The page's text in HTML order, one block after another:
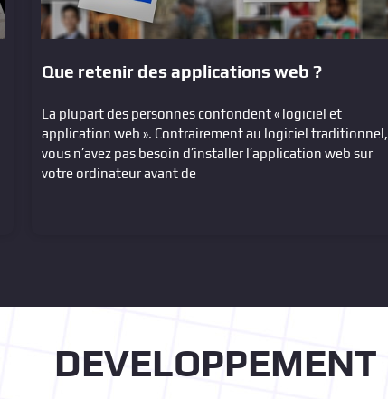
Que retenir des applications web ?
La plupart des personnes confondent « logiciel et
application web ». Contrairement au logiciel traditionnel,
vous n’avez pas besoin d’installer l’application web sur
votre ordinateur avant de
DEVELOPPEMENT